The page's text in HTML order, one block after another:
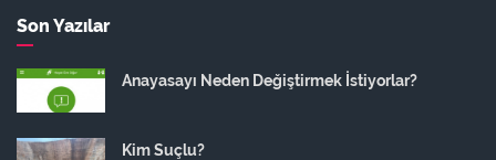
Son Yazılar
Anayasayı Neden Değiştirmek İstiyorlar?
Kim Suçlu?